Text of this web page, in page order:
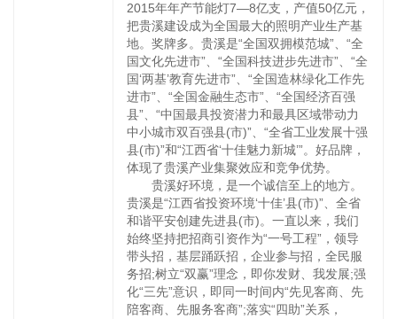
2015年年产节能灯7—8亿支，产值50亿元，
把贵溪建设成为全国最大的照明产业生产基
地。奖牌多。贵溪是“全国双拥模范城”、“全
国文化先进市”、“全国科技进步先进市”、“全
国‘两基’教育先进市”、“全国造林绿化工作先
进市”、“全国金融生态市”、“全国经济百强
县”、“中国最具投资潜力和最具区域带动力
中小城市双百强县(市)”、“全省工业发展十强
县(市)”和“江西省‘十佳魅力新城’”。好品牌，
体现了贵溪产业集聚效应和竞争优势。
贵溪好环境，是一个诚信至上的地方。
贵溪是“江西省投资环境‘十佳’县(市)”、全省
和谐平安创建先进县(市)。一直以来，我们
始终坚持把招商引资作为“一号工程”，领导
带头招，基层踊跃招，企业参与招，全民服
务招;树立“双赢”理念，即你发财、我发展;强
化“三先”意识，即同一时间内“先见客商、先
陪客商、先服务客商”;落实“四助”关系，